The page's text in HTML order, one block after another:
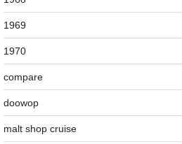
1969
1970
compare
doowop
malt shop cruise